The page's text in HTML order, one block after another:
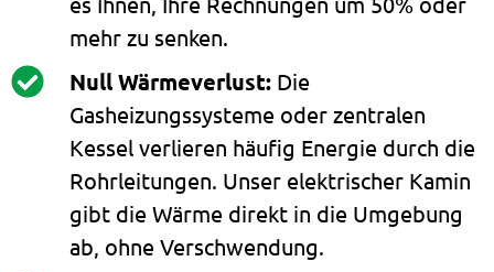
mehr zu senken.
Null Wärmeverlust:Die
Gasheizungssysteme oder zentralen
Kessel verlieren häufig Energie durch die
Rohrleitungen. Unser elektrischer Kamin
gibt die Wärme direkt in die Umgebung
ab, ohne Verschwendung.